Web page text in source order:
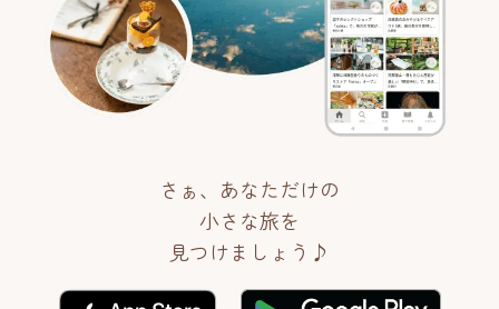
さぁ、あなただけの
小さな旅を
見つけましょう♪